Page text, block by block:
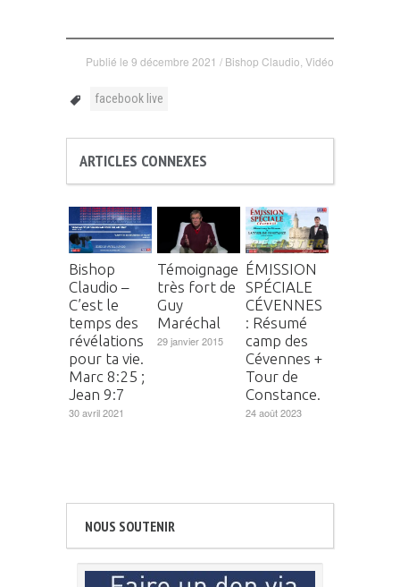
Publié le 9 décembre 2021 / Bishop Claudio Vidéo
facebook live
ARTICLES CONNEXES
Bishop
Claudio –
C’est le
temps des
révélations
pour ta vie.
Marc 8:25 ;
Jean 9:7
30 avril 2021
Témoignage
très fort de
Guy
Maréchal
29 janvier 2015
ÉMISSION
SPÉCIALE
CÉVENNES
: Résumé
camp des
Cévennes +
Tour de
Constance.
24 août 2023
NOUS SOUTENIR